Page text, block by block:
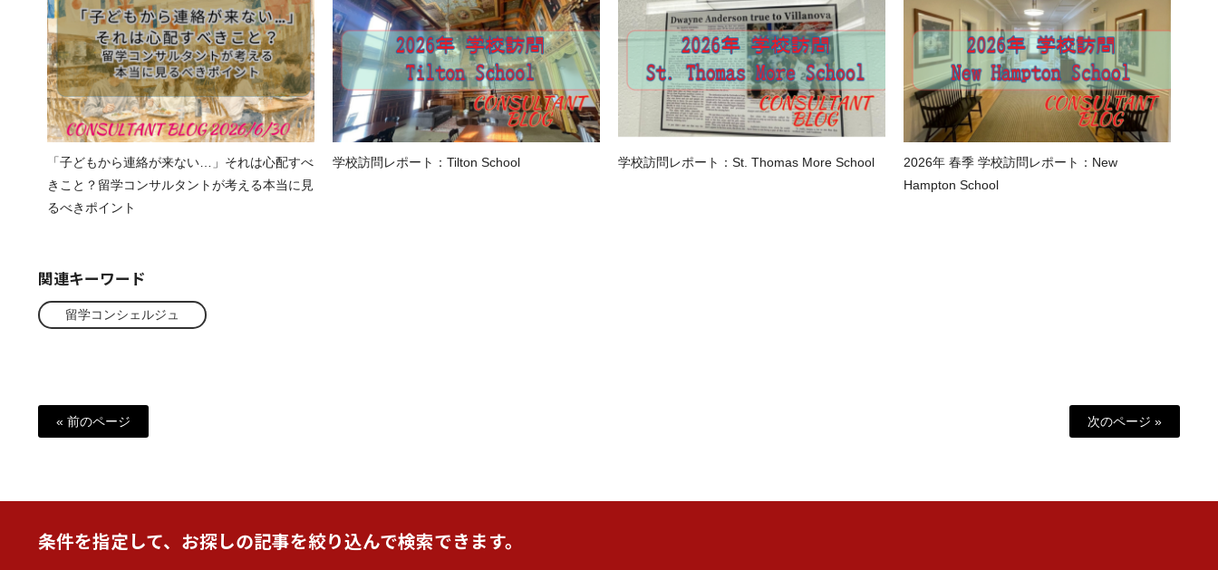
「子どもから連絡が来ない…」それは心配すべ
きこと？留学コンサルタントが考える本当に見
るべきポイント
学校訪問レポート：Tilton School 学校訪問レポート：St. Thomas More School
2026年 春季 学校訪問レポート：New
Hampton School
関連キーワード
留学コンシェルジュ
« 前のページ 次のページ »
条件を指定して、お探しの記事を絞り込んで検索できます。